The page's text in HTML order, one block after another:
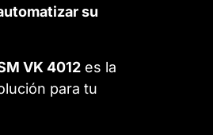
su
VK 4012 es la
para tu